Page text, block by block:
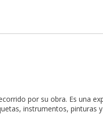
por su obra. Es una
instrumentos, pinturas